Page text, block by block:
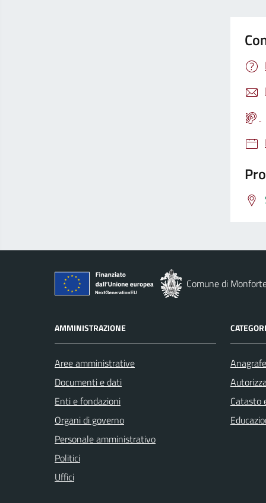
Comune di
AMMINISTRAZIONE
Aree amministrative
Documenti e dati
Enti e fondazioni
Organi di governo
Personale amministrativo
Politici
Uffici
Catasto